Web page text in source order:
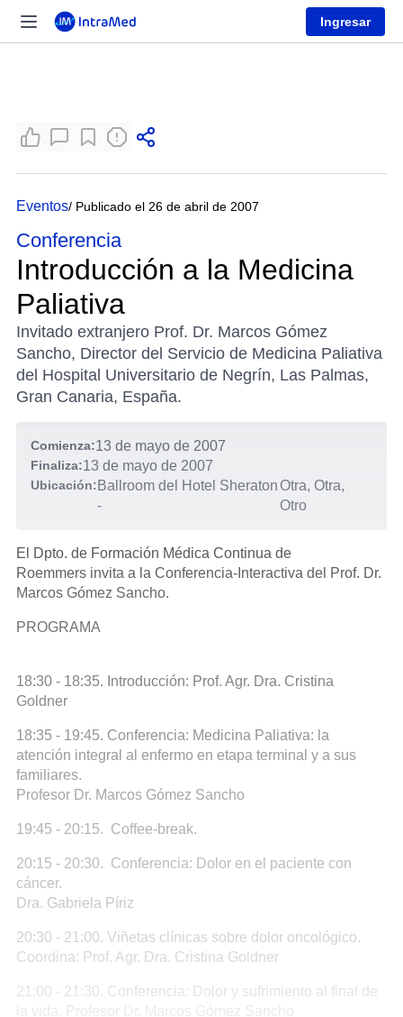
Ingresar
Eventos/ Publicado el 26 de abril de 2007
Conferencia
Introducción a la Medicina
Paliativa
Invitado extranjero Prof. Dr. Marcos Gómez
Sancho, Director del Servicio de Medicina Paliativa
del Hospital Universitario de Negrín, Las Palmas,
Gran Canaria, España.
Comienza:13 de mayo de 2007
Finaliza:13 de mayo de 2007
Ubicación:Ballroom del Hotel Sheraton
-
Otra, Otra,
Otro
El Dpto. de Formación Médica Continua de
Roemmers invita a la Conferencia-Interactiva del Prof. Dr.
Marcos Gómez Sancho.
PROGRAMA
18:30 - 18:35. Introducción: Prof. Agr. Dra. Cristina
Goldner
18:35 - 19:45. Conferencia: Medicina Paliativa: la
atención integral al enfermo en etapa terminal y a sus
familiares.
Profesor Dr. Marcos Gómez Sancho
19:45 - 20:15. Coffee-break.
20:15 - 20:30. Conferencia: Dolor en el paciente con
cáncer.
Dra. Gabriela Píriz
20:30 - 21:00. Viñetas clínicas sobre dolor oncológico.
Coordina: Prof. Agr. Dra. Cristina Goldner
21:00 - 21:30. Conferencia: Dolor y sufrimiento al final de